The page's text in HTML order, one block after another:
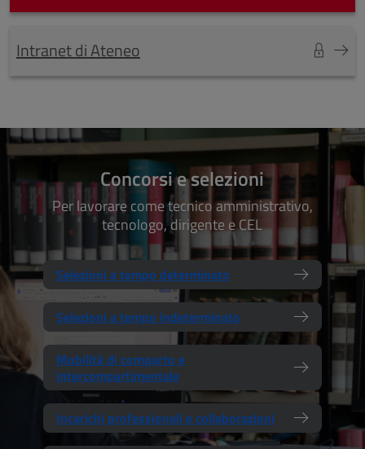
Intranet di Ateneo
Selezioni a tempo determinato
Selezioni a tempo indeterminato
Mobilità di comparto e
intercompartimentale
Incarichi professionali e collaborazioni
Concorsi e selezioni
Per lavorare come tecnico amministrativo,
tecnologo, dirigente e CEL